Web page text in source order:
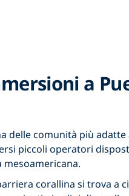
a
delle comunità più adatte
piccoli operatori
corallina si trova a